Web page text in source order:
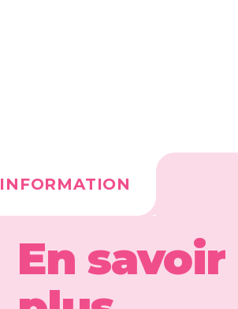
INFORMATION
En savoir